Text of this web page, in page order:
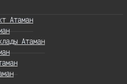
Атаман
Атаман